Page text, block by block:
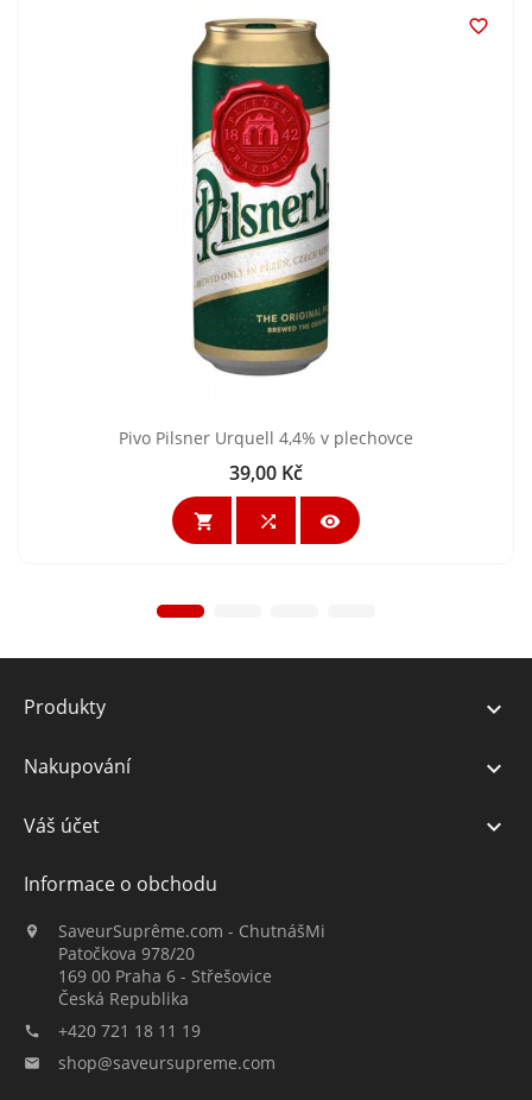

Pivo Pilsner Urquell 4,4% v plechovce
Cena
39,00 Kč
  
Produkty 
Nakupování 
Váš účet 
Informace o obchodu

SaveurSuprême.com - ChutnášMi
Patočkova 978/20
169 00 Praha 6 - Střešovice
Česká Republika
 +420 721 18 11 19
 shop@saveursupreme.com